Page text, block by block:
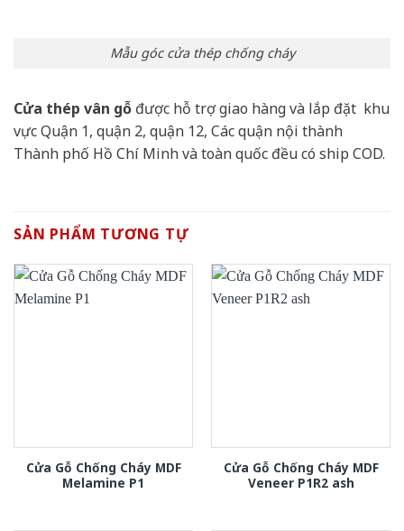
Mẫu góc cửa thép chống cháy
Cửa thép vân gỗ được hỗ trợ giao hàng và lắp đặt khu
vực Quận 1, quận 2, quận 12, Các quận nội thành
Thành phố Hồ Chí Minh và toàn quốc đều có ship COD.
SẢN PHẨM TƯƠNG TỰ
Cửa Gỗ Chống Cháy MDF
Melamine P1
Cửa Gỗ Chống Cháy MDF
Veneer P1R2 ash